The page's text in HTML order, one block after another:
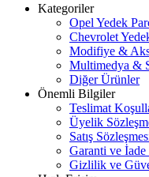
Kategoriler
Opel Yedek
Chevrolet
Modifiye &
Multimedya &
Diğer Ürünler
Önemli Bilgiler
Teslimat
Üyelik
Satış
Garanti ve İade
Gizlilik ve